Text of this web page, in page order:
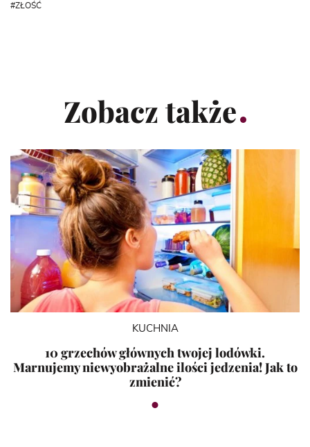
ZŁOŚĆ
Zobacz także
KUCHNIA
10 grzechów głównych twojej lodówki.
Marnujemy niewyobrażalne ilości jedzenia! Jak to
zmienić?